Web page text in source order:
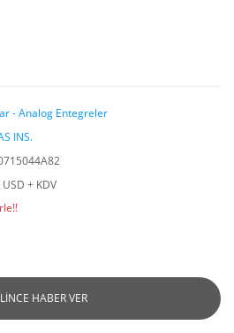
- Analog Entegreler
INS.
+ KDV
HABER VER